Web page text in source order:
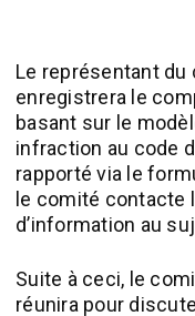
Le représentant
enregistrera le
basant sur le
infraction au code
rapporté via le
le comité contacte
d’information au
Suite à ceci, le
réunira pour